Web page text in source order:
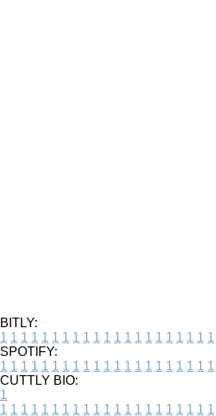
BITLY:
1 1 1 1 1 1 1 1 1 1 1 1 1 1 1 1 1 1 1 1 1
SPOTIFY:
1 1 1 1 1 1 1 1 1 1 1 1 1 1 1 1 1 1 1 1 1
CUTTLY BIO:
1
1 1 1 1 1 1 1 1 1 1 1 1 1 1 1 1 1 1 1 1 1